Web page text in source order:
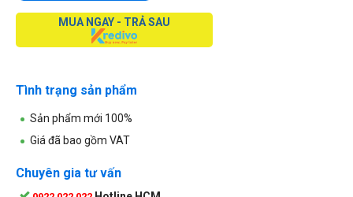
MUA NGAY - TRẢ SAU
Tình trạng sản phẩm
Sản phẩm mới 100%
Giá đã bao gồm VAT
Chuyên gia tư vấn